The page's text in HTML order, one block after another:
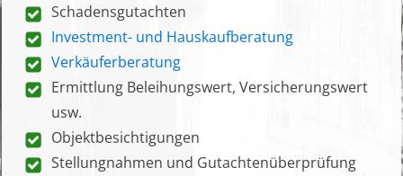
Schadensgutachten
Investment- und Hauskaufberatung
Verkäuferberatung
Ermittlung Beleihungswert, Versicherungswert
usw.
Objektbesichtigungen
Stellungnahmen und Gutachtenüberprüfung